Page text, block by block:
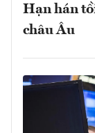
Hạn hán
châu Âu